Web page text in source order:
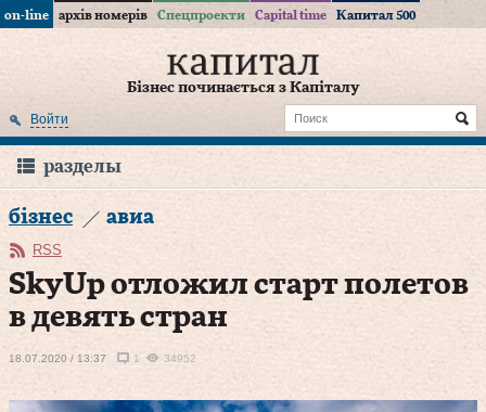
on-line архів номерів Спецпроекти Capital time Капитал 500
Бізнес починається з Капіталу
Войти
разделы
бізнес авиа
RSS
SkyUp отложил старт полетов
в девять стран
18.07.2020 / 13:37 1 34952